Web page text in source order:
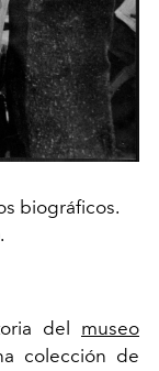
biográficos.
del museo
colección de